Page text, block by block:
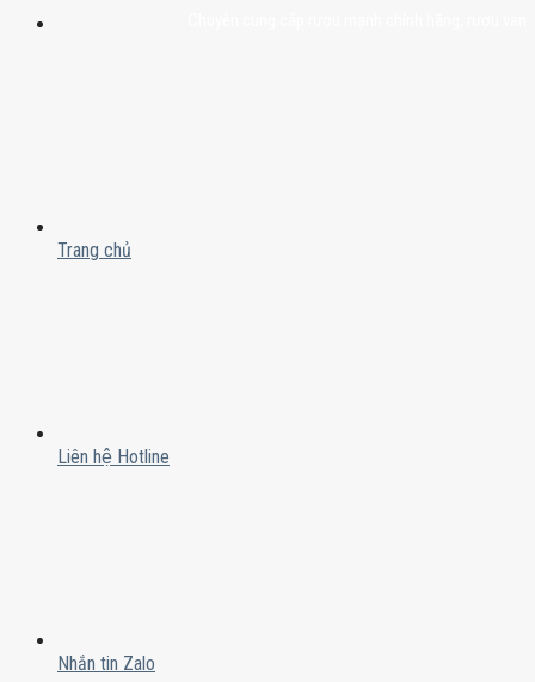
Trang chủ
Liên hệ Hotline
Nhắn tin Zalo